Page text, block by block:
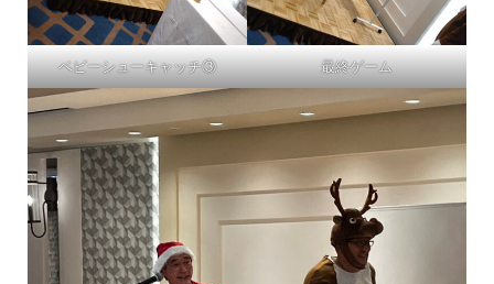
ベビーシューキャッチ③ 最終ゲーム